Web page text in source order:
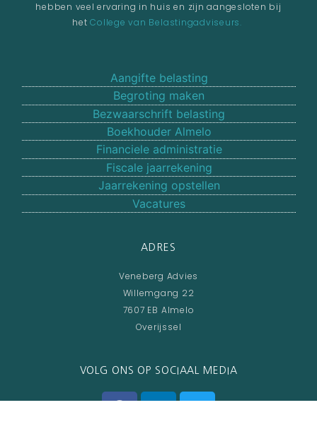
hebben veel ervaring in huis en zijn aangesloten bij
hetCollege van Belastingadviseurs.
Aangifte belasting
Begroting maken
Bezwaarschrift belasting
Boekhouder Almelo
Financiele administratie
Fiscale jaarrekening
Jaarrekening opstellen
Vacatures
ADRES
Veneberg Advies
Willemgang 22
7607 EB Almelo
Overijssel
VOLG ONS OP SOCIAAL MEDIA